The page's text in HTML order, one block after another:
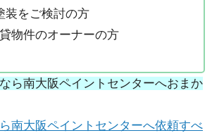
装をご検討の方
物件のオーナーの方
ら南大阪ペイントセンターへおまか
南大阪ペイントセンターへ依頼すべ